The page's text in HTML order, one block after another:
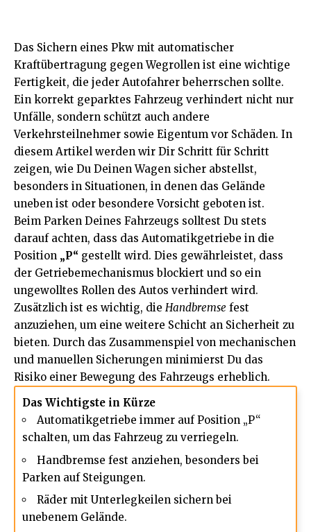
Das Sichern eines Pkw mit automatischer
Kraftübertragung gegen Wegrollen ist eine wichtige
Fertigkeit, die jeder Autofahrer beherrschen sollte.
Ein korrekt geparktes Fahrzeug verhindert nicht nur
Unfälle, sondern schützt auch andere
Verkehrsteilnehmer sowie Eigentum vor Schäden. In
diesem Artikel werden wir Dir Schritt für Schritt
zeigen, wie Du Deinen Wagen sicher abstellst,
besonders in Situationen, in denen das Gelände
uneben ist oder besondere Vorsicht geboten ist.
Beim Parken Deines Fahrzeugs solltest Du stets
darauf achten, dass das Automatikgetriebe in die
Position „P“ gestellt wird. Dies gewährleistet, dass
der Getriebemechanismus blockiert und so ein
ungewolltes Rollen des Autos verhindert wird.
Zusätzlich ist es wichtig, die Handbremse fest
anzuziehen, um eine weitere Schicht an Sicherheit zu
bieten. Durch das Zusammenspiel von mechanischen
und manuellen Sicherungen minimierst Du das
Risiko einer Bewegung des Fahrzeugs erheblich.
Das Wichtigste in Kürze
Automatikgetriebe immer auf Position „P“
schalten, um das Fahrzeug zu verriegeln.
Handbremse fest anziehen, besonders bei
Parken auf Steigungen.
Räder mit Unterlegkeilen sichern bei
unebenem Gelände.